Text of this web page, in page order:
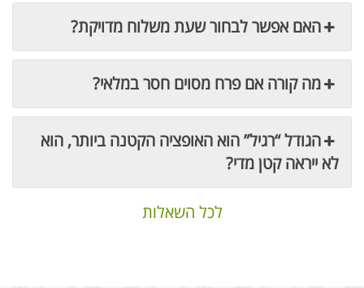
האם אפשר לבחור שעת משלוח מדויקת?
מה קורה אם פרח מסוים חסר במלאי?
הגודל “רגיל” הוא האופציה הקטנה ביותר, הוא
לא ייראה קטן מדי?
לכל השאלות